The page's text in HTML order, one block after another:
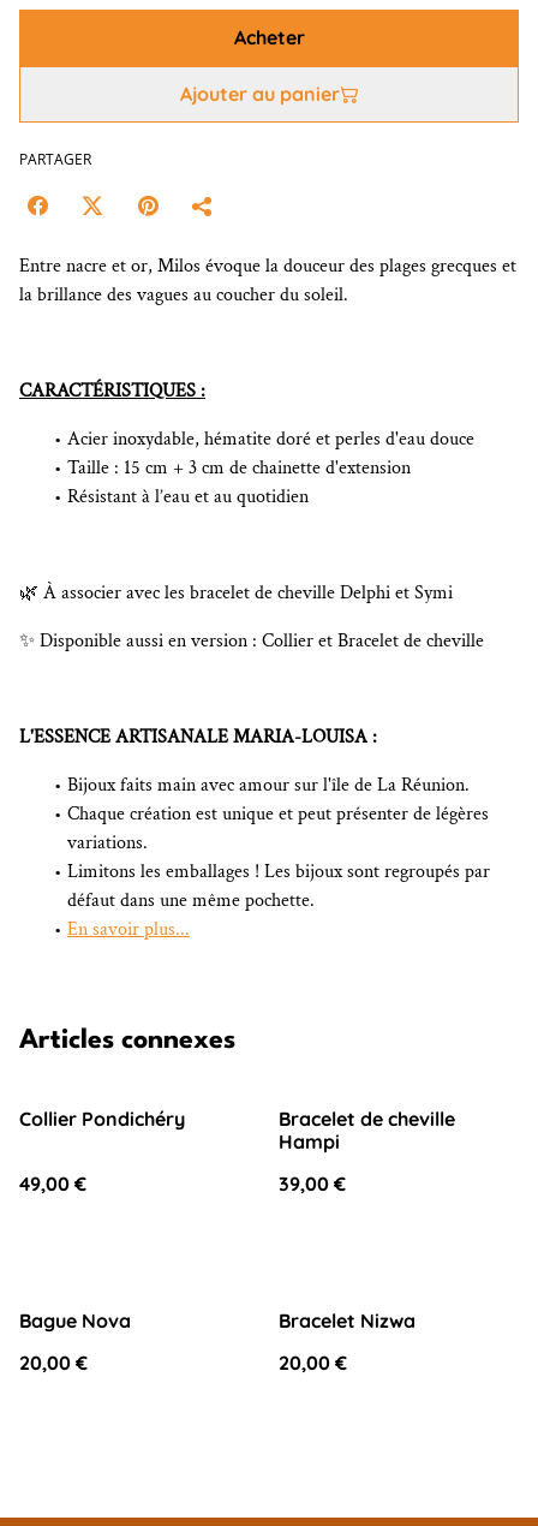
Acheter
Ajouter au panier
PARTAGER
Entre nacre et or, Milos évoque la douceur des plages grecques et
la brillance des vagues au coucher du soleil.
CARACTÉRISTIQUES :
Acier inoxydable, hématite doré et perles d'eau douce
Taille : 15 cm + 3 cm de chainette d'extension
Résistant à l’eau et au quotidien
🌿 À associer avec les bracelet de cheville Delphi et Symi
✨ Disponible aussi en version : Collier et Bracelet de cheville
L'ESSENCE ARTISANALE MARIA-LOUISA :
Bijoux faits main avec amour sur l'île de La Réunion.
Chaque création est unique et peut présenter de légères
variations.
Limitons les emballages ! Les bijoux sont regroupés par
défaut dans une même pochette.
En savoir plus...
Articles connexes
Collier Pondichéry
49,00 €
Bracelet de cheville
Hampi
39,00 €
Bague Nova
20,00 €
Bracelet Nizwa
20,00 €